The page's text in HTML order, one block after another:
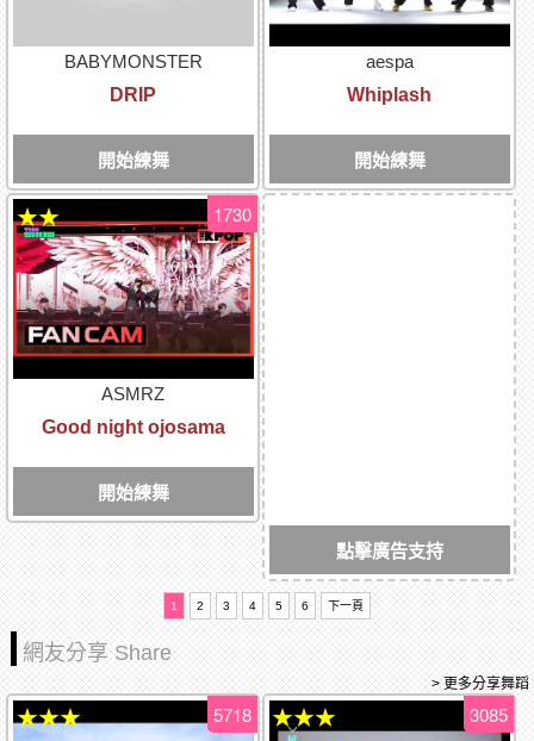
BABYMONSTER
DRIP
開始練舞
aespa
Whiplash
開始練舞
ASMRZ
Good night ojosama
開始練舞
1730
★★
點擊廣告支持
1 2 3 4 5 6 下一頁
網友分享 Share
> 更多分享舞蹈
5718
★★★ 3085
★★★